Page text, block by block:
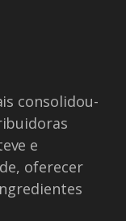
consolidou-
e
oferecer